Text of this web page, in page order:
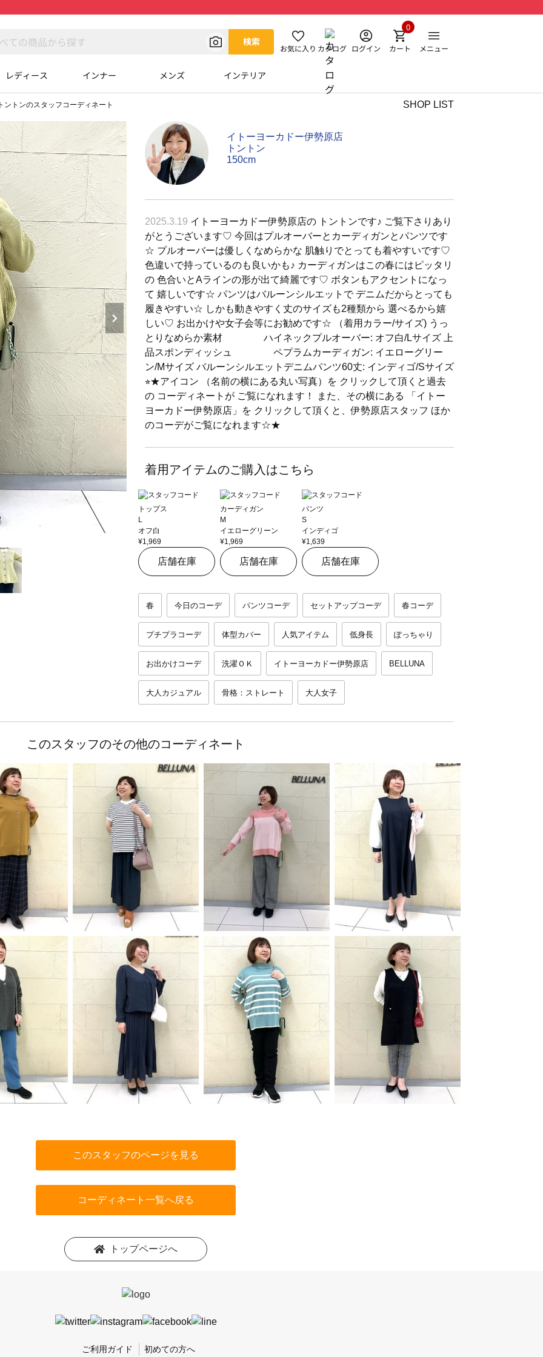
検索
お気に入り カタログ ログイン カート
0
メニュー
レディース インナー メンズ インテリア
ントンのスタッフコーディネート SHOP LIST
イトーヨーカドー伊勢原店
トントン
150cm
2025.3.19 イトーヨーカドー伊勢原店の トントンです♪ ご覧下さりあり
がとうございます♡ 今回はプルオーバーとカーディガンとパンツです
☆ プルオーバーは優しくなめらかな 肌触りでとっても着やすいです♡
色違いで持っているのも良いかも♪ カーディガンはこの春にはピッタリ
の 色合いとAラインの形が出て綺麗です♡ ボタンもアクセントになっ
て 嬉しいです☆ パンツはバルーンシルエットで デニムだからとっても
履きやすい☆ しかも動きやすく丈のサイズも2種類から 選べるから嬉
しい♡ お出かけや女子会等にお勧めです☆ （着用カラー/サイズ) うっ
とりなめらか素材 ハイネックプルオーバー: オフ白/Lサイズ 上
品スポンディッシュ ペプラムカーディガン: イエローグリー
ン/Mサイズ バルーンシルエットデニムパンツ60丈: インディゴ/Sサイズ
⭐︎★アイコン （名前の横にある丸い写真）を クリックして頂くと過去
の コーディネートが ご覧になれます！ また、その横にある 「イトー
ヨーカドー伊勢原店」を クリックして頂くと、伊勢原店スタッフ ほか
のコーデがご覧になれます☆★
着用アイテムのご購入はこちら
トップス
L
オフ白
¥1,969
店舗在庫
カーディガン
M
イエローグリーン
¥1,969
店舗在庫
パンツ
S
インディゴ
¥1,639
店舗在庫
春 今日のコーデ パンツコーデ セットアップコーデ 春コーデ
プチプラコーデ 体型カバー 人気アイテム 低身長 ぽっちゃり
お出かけコーデ 洗濯ＯＫ イトーヨーカドー伊勢原店 BELLUNA
大人カジュアル 骨格：ストレート 大人女子
このスタッフのその他のコーディネート
このスタッフのページを見る
コーディネート一覧へ戻る
トップページへ
ご利用ガイド 初めての方へ